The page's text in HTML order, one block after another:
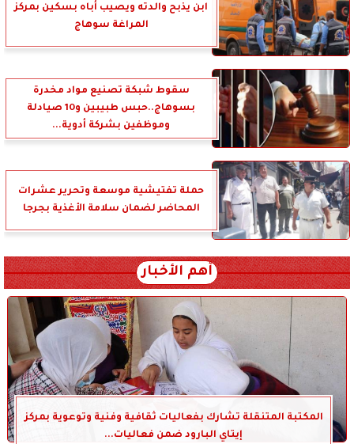
ابن يذبح والدته ويصيب أباه بسكين بمركز
المراغة سوهاج
سقوط شبكة تصنيع مواد مخدرة
بسوهاج..حبس طبيبين و10 صيادلة
وموظفين بشركة أدوية...
حملة تفتيشية موسعة وتحرير عشرات
المحاضر لضمان سلامة الأغذية بجرجا
أهم الأخبار
المكتبة المتنقلة تشارك بفعاليات ثقافية وفنية وتوعوية بمركز
إيتاي البارود ضمن فعاليات...